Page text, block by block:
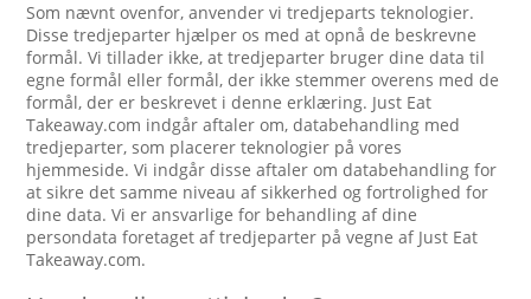
Som nævnt ovenfor, anvender vi tredjeparts teknologier.
Disse tredjeparter hjælper os med at opnå de beskrevne
formål. Vi tillader ikke, at tredjeparter bruger dine data til
egne formål eller formål, der ikke stemmer overens med de
formål, der er beskrevet i denne erklæring. Just Eat
Takeaway.com indgår aftaler om, databehandling med
tredjeparter, som placerer teknologier på vores
hjemmeside. Vi indgår disse aftaler om databehandling for
at sikre det samme niveau af sikkerhed og fortrolighed for
dine data. Vi er ansvarlige for behandling af dine
persondata foretaget af tredjeparter på vegne af Just Eat
Takeaway.com.